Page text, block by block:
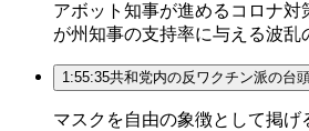
アボット知事が進めるコロナ対
が州知事の支持率に与える波乱
1:55:35共和党内の反ワクチン派の台
マスクを自由の象徴として掲げ